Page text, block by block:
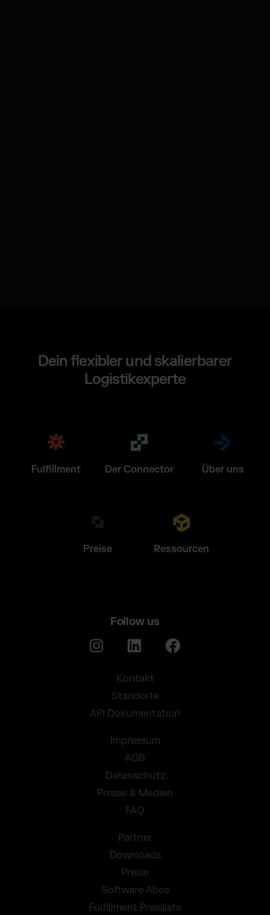
Dein flexibler und skalierbarer
Logistikexperte
Fulfillment Der Connector Über uns
Preise Ressourcen
Follow us
Kontakt
Standorte
API Dokumentation
Impressum
AGB
Datenschutz
Presse & Medien
FAQ
Partner
Downloads
Preise
Software Abos
Fulfillment Preisliste